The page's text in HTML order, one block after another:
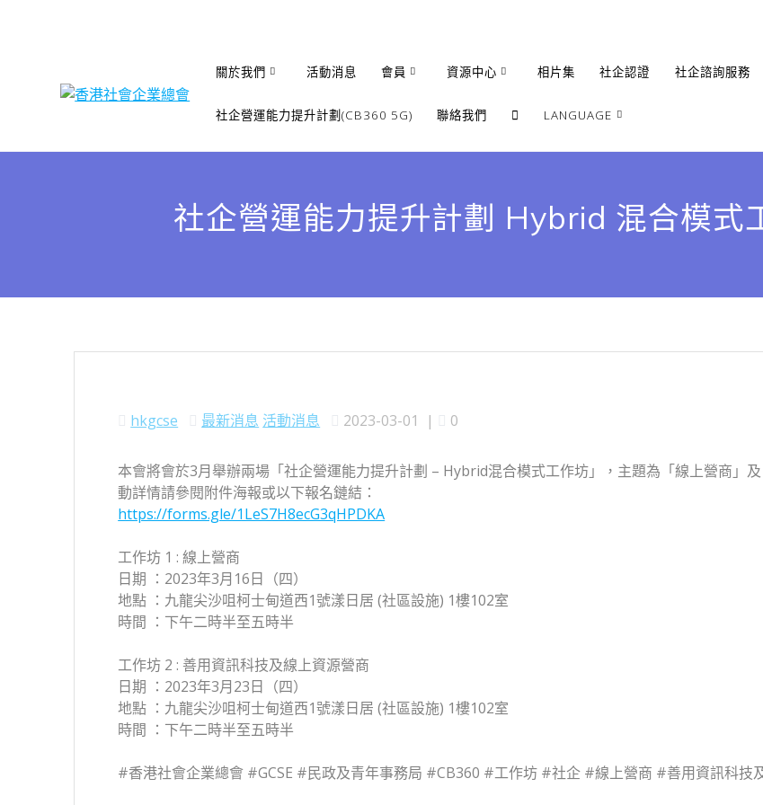
關於我們 活動消息 會員 資源中心 相片集 社企認證 社企諮詢服務
社企營運能力提升計劃(CB360 5G) 聯絡我們 LANGUAGE
繁體
English
社企營運能力提升計劃 Hybrid 混合模式
hkgcse 最新消息 活動消息 2023-03-01 | 0
本會將會於3月舉辦兩場「社企營運能力提升計劃 – Hybrid混合模式工作坊」，主題為「線上營商」
動詳情請參閱附件海報或以下報名鏈結：
https://forms.gle/1LeS7H8ecG3qHPDKA
工作坊 1 : 線上營商
日期 ：2023年3月16日（四）
地點 ：九龍尖沙咀柯士甸道西1號漾日居 (社區設施) 1樓102室
時間 ：下午二時半至五時半
工作坊 2 : 善用資訊科技及線上資源營商
日期 ：2023年3月23日（四）
地點 ：九龍尖沙咀柯士甸道西1號漾日居 (社區設施) 1樓102室
時間 ：下午二時半至五時半
#香港社會企業總會 #GCSE #民政及青年事務局 #CB360 #工作坊 #社企 #線上營商 #善用資訊科技